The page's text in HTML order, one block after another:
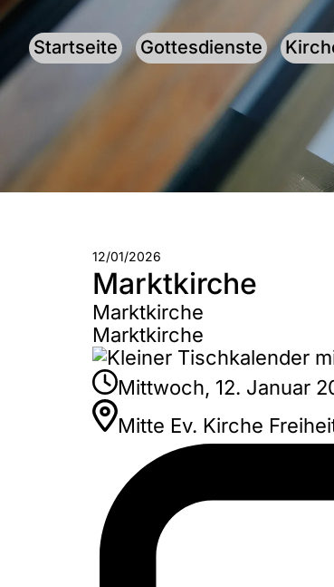
Startseite Gottesdienste
12/01/2026
Marktkirche
Marktkirche
Marktkirche
Mittwoch, 12. Januar
Mitte Ev. Kirche